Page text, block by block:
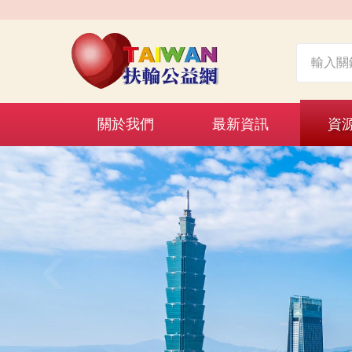
關於我們 最新資訊 資
‹